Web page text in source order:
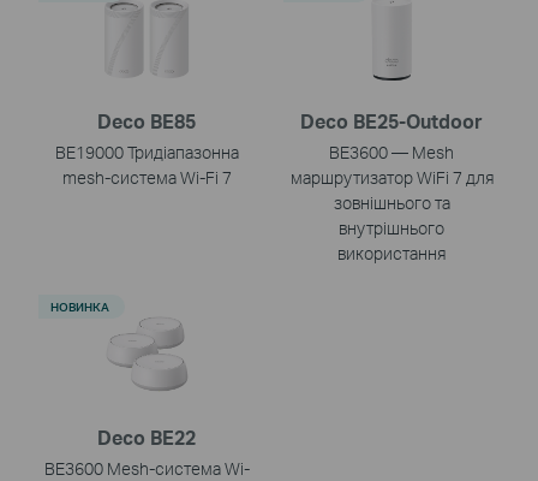
Deco BE85
BE19000 Тридіапазонна
mesh-система Wi-Fi 7
Deco BE25-Outdoor
BE3600 — Mesh
маршрутизатор WiFi 7 для
зовнішнього та
внутрішнього
використання
Deco BE22
BE3600 Mesh-cистема Wi-
НОВИНКА